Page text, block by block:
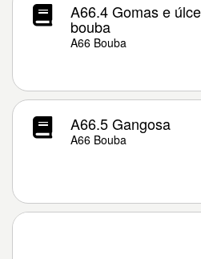
A66.4 Gomas e
bouba
A66 Bouba
A66.5 Gangosa
A66 Bouba